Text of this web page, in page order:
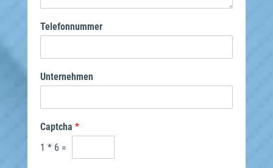
Telefonnummer
Unternehmen
Captcha *
1 * 6 =